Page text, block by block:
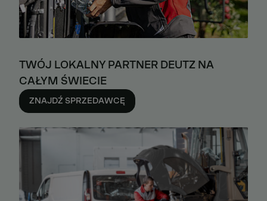
TWÓJ LOKALNY PARTNER DEUTZ NA
CAŁYM ŚWIECIE
ZNAJDŹ SPRZEDAWCĘ